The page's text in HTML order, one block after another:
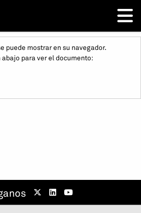
puede mostrar en su navegador.
para ver el documento: